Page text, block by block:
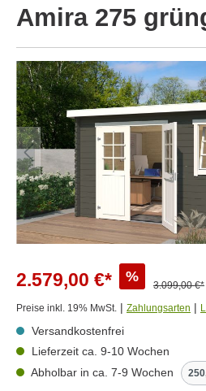
Amira 275
2.579,00 €* %
3.099,00 €*
Preise inkl. 19% MwSt. | Zahlungsarten |
Versandkostenfrei
Lieferzeit ca. 9-10 Wochen
Abholbar in ca. 7-9 Wochen